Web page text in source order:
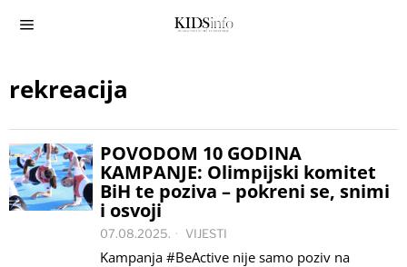
rekreacija
POVODOM 10 GODINA
KAMPANJE: Olimpijski komitet
BiH te poziva – pokreni se, snimi
i osvoji
07.08.2025. VIJESTI
Kampanja #BeActive nije samo poziv na